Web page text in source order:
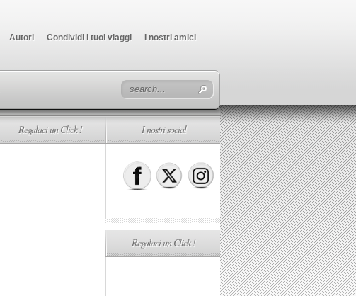
Autori Condividi i tuoi viaggi I nostri amici
Regalaci un Click ! I nostri social
Regalaci un Click !